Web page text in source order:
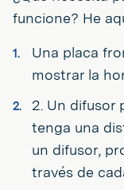
funcione? He
Una placa
mostrar la
2. Un difusor
tenga una
un difusor,
través de